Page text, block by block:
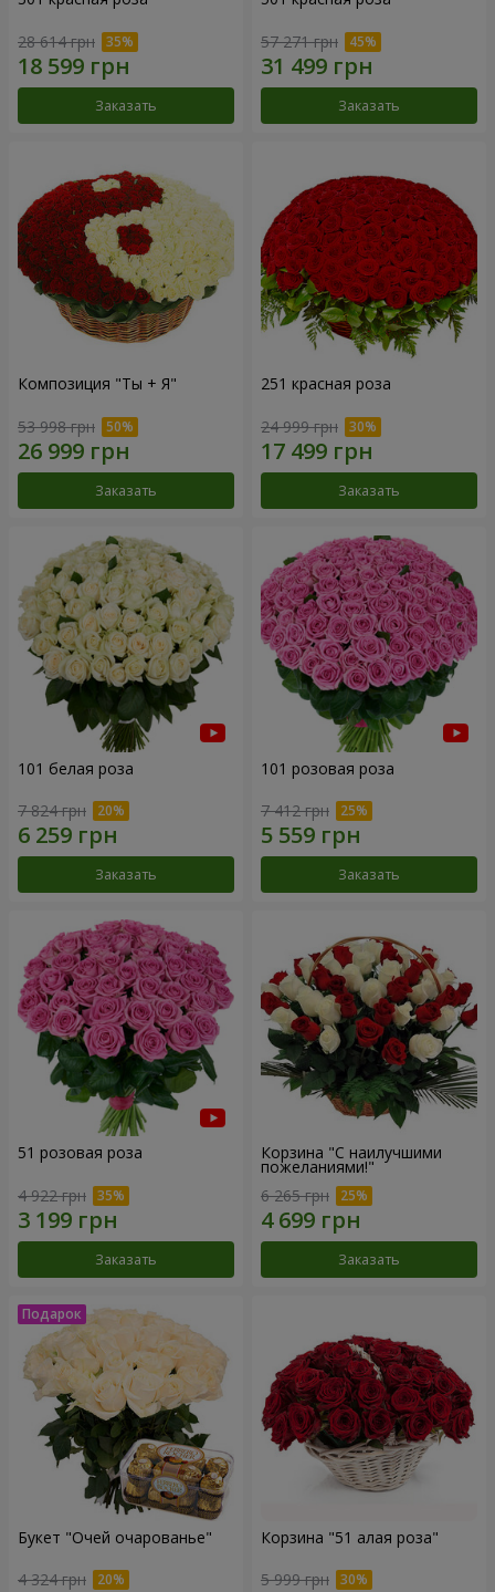
28 614 грн
Заказать
57 271 грн
Заказать
Композиция "Ты + Я"
53 998 грн
Заказать
251 красная роза
24 999 грн
Заказать
101 белая роза
7 824 грн
Заказать
101 розовая роза
7 412 грн
Заказать
51 розовая роза
4 922 грн
Заказать
Корзина "С наилучшими
пожеланиями!"
6 265 грн
Заказать
Букет "Очей очарованье"
4 324 грн
Корзина "51 алая роза"
5 999 грн